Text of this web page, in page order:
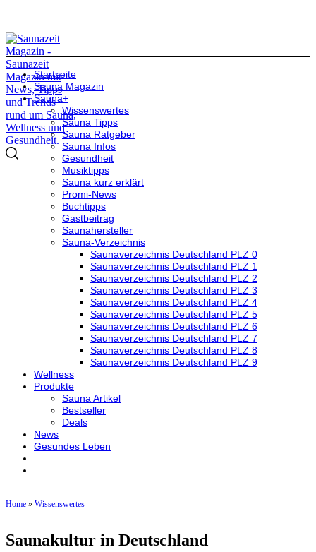
Startseite
Sauna Magazin
Sauna+
Wissenswertes
Sauna Tipps
Sauna Ratgeber
Sauna Infos
Gesundheit
Musiktipps
Sauna kurz erklärt
Promi-News
Buchtipps
Gastbeitrag
Saunahersteller
Sauna-Verzeichnis
Saunaverzeichnis Deutschland PLZ 0
Saunaverzeichnis Deutschland PLZ 1
Saunaverzeichnis Deutschland PLZ 2
Saunaverzeichnis Deutschland PLZ 3
Saunaverzeichnis Deutschland PLZ 4
Saunaverzeichnis Deutschland PLZ 5
Saunaverzeichnis Deutschland PLZ 6
Saunaverzeichnis Deutschland PLZ 7
Saunaverzeichnis Deutschland PLZ 8
Saunaverzeichnis Deutschland PLZ 9
Wellness
Produkte
Sauna Artikel
Bestseller
Deals
News
Gesundes Leben
Home » Wissenswertes
Saunakultur in Deutschland